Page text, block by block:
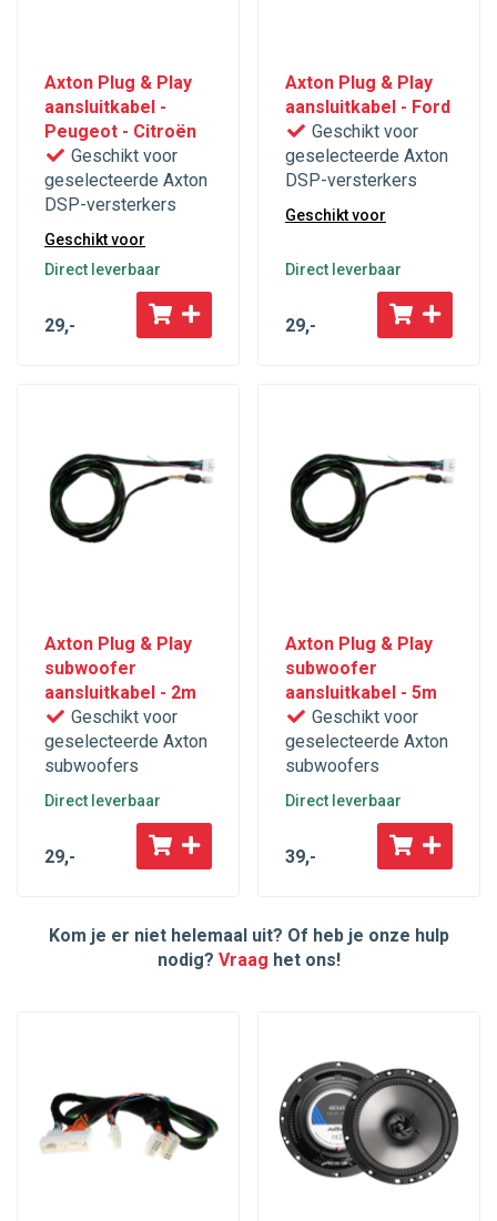
Axton Plug & Play
aansluitkabel -
Peugeot - Citroën
Geschikt voor
geselecteerde Axton
DSP-versterkers
Geschikt voor
Direct leverbaar
29,-
Axton Plug & Play
aansluitkabel - Ford
Geschikt voor
geselecteerde Axton
DSP-versterkers
Geschikt voor
Direct leverbaar
29,-
Axton Plug & Play
subwoofer
aansluitkabel - 2m
Geschikt voor
geselecteerde Axton
subwoofers
Direct leverbaar
29,-
Axton Plug & Play
subwoofer
aansluitkabel - 5m
Geschikt voor
geselecteerde Axton
subwoofers
Direct leverbaar
39,-
Kom je er niet helemaal uit? Of heb je onze hulp
nodig? Vraag het ons!